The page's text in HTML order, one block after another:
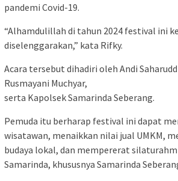
pandemi Covid-19.
“Alhamdulillah di tahun 2024 festival ini
diselenggarakan,” kata Rifky.
Acara tersebut dihadiri oleh Andi
Rusmayani Muchyar,
serta Kapolsek Samarinda Seberang.
Pemuda itu berharap festival ini dapat
wisatawan, menaikkan nilai jual UMKM,
budaya lokal, dan mempererat
Samarinda, khususnya Samarinda